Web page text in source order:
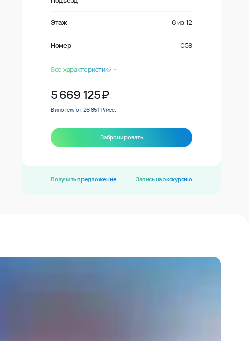
Этаж 6 из 12
Номер 058
Все характеристики
5 669 125₽
В ипотеку от 26 851 ₽/мес.
Забронировать
Получить предложение Запись на экскурсию